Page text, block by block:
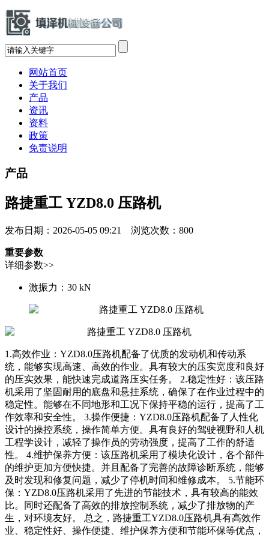
网站首页
关于我们
产品
资讯
资料
政策
免责说明
产品
路捷重工 YZD8.0 压路机
发布日期：2026-05-05 09:21 浏览次数： 800
重要参数
详细参数>>
激振力： 30 kN
1.高效作业：YZD8.0压路机配备了优质的发动机和传动系
统，能够实现高速、高效的作业。具有较大的压实宽度和良好
的压实效果，能快速完成道路压实任务。 2.稳定性好：该压路
机采用了坚固耐用的底盘和悬挂系统，确保了在作业过程中的
稳定性。能够在不同地形和工况下保持平稳的运行，提高了工
作效率和安全性。 3.操作便捷：YZD8.0压路机配备了人性化
设计的操控系统，操作简单方便。具有良好的驾驶视野和人机
工程学设计，减轻了操作员的劳动强度，提高了工作的舒适
性。 4.维护保养方便：该压路机采用了模块化设计，各个部件
的维护更加方便快捷。并且配备了完善的故障诊断系统，能够
及时发现和修复问题，减少了停机时间和维修成本。 5.节能环
保：YZD8.0压路机采用了先进的节能技术，具有较高的能效
比。同时还配备了高效的排放控制系统，减少了排放物的产
生，对环境友好。 总之，路捷重工YZD8.0压路机具有高效作
业、稳定性好、操作便捷、维护保养方便和节能环保等优点，